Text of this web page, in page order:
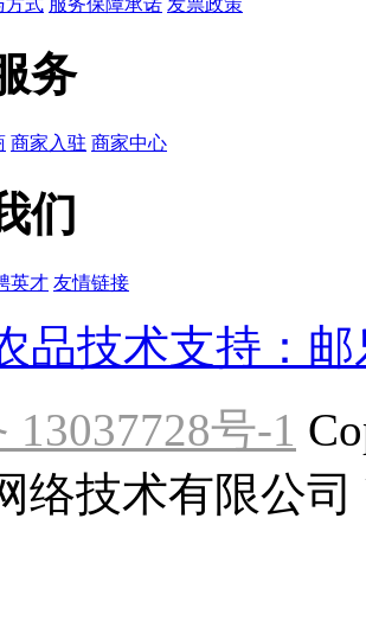
务
商家入驻 商家中心
们
英才 友情链接
品技术支持：邮
13037728号-1
络技术有限公司